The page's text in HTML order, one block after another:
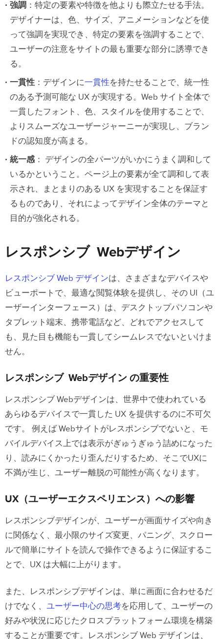
強調 ：特定の要素や特徴を他よりも際立たせる手法。
デザイナーは、色、サイズ、アニメーションなどを使
って強調を実現でき、特定の要素を強調することで、
ユーザーの注意をサイトの最も重要な部分に誘導でき
る。
一貫性 ：デザインに一貫性を持たせることで、統一性
のある予測可能な UX が実現する。Web サイト全体で
一貫したフォント、色、スタイルを使用することで、
よりスムーズなユーザージャーニーが実現し、ブラン
ドの認知度が高まる。
統一感： デザインの全パーツがいかにうまく調和して
いるかということ。ページ上の要素が全て調和して表
示され、まとまりのある UX を実現することを保証す
るものであり、それによってデザイン全体のテーマと
目的が強化される。
レスポンシブ Webデザイン
レスポンシブ Web デザインは、さまざまなデバイスや
ビューポートで、最適な閲覧体験を提供し、その UI（ユ
ーザーインターフェース）は、デスクトップパソコンや
タブレット端末、携帯電話など、どれでアクセスして
も、見た目も機能も一貫してシームレスでないといけま
せん。
レスポンシブ Webデザイン の重要性
レスポンシブ Webデザインは、世界中で使われている
あらゆるデバイスで一貫した UX を提供するのに不可欠
です。 例えば Webサイトがレスポンシブでないと、モ
バイルデバイス上では表示がぎゅうぎゅう詰めになった
り、読みにくかったり歪んだりするため、そこでUXに
不満が生じ、ユーザー離脱の可能性が高くなります。
UX（ユーザーエクスペリエンス）への影響
レスポンシブデザインが、ユーザーが画面サイズや向き
に関係なく、最小限のサイズ変更、パニング、スクロー
ルで簡単にサイトを読んで操作できるように保証するこ
とで、UX は大幅に上がります。
また、レスポンシブデザインは、単に画面に合わせるだ
けでなく、 ユーザー中心の思考を応用して、ユーザーの
好みや状況に応じたクロスプラットフォーム環境を構築
することが重要です。レスポンシブ Web デザインは、